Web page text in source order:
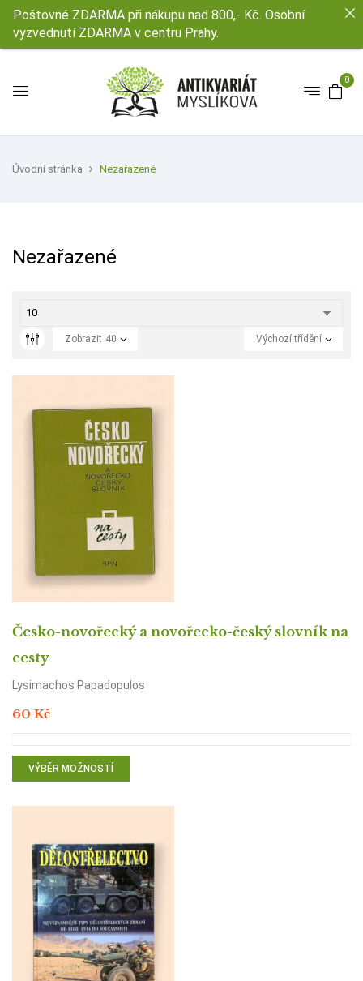
0
Úvodní stránka Nezařazené
Nezařazené
Výchozí třídění
Zobrazit 40
Česko-novořecký a novořecko-český slovník na
cesty
Lysimachos Papadopulos
60 Kč
VÝBĚR MOŽNOSTÍ
Poštovné ZDARMA při nákupu nad 800,- Kč. Osobní
vyzvednutí ZDARMA v centru Prahy.